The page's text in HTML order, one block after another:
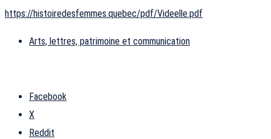
https://histoiredesfemmes.quebec/pdf/Videelle.pdf
Arts, lettres, patrimoine et communication
Facebook
X
Reddit